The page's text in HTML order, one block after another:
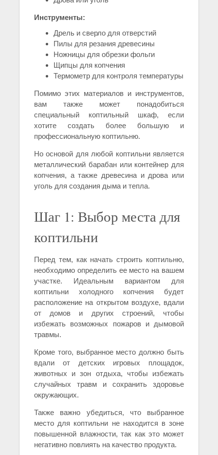
Инструменты:
Дрель и сверло для отверстий
Пилы для резания древесины
Ножницы для обрезки фольги
Щипцы для копчения
Термометр для контроля температуры
Помимо этих материалов и инструментов,
вам также может понадобиться
специальный коптильный шкаф, если
хотите создать более большую и
профессиональную коптильню.
Но основой для любой коптильни является
металлический барабан или контейнер для
копчения, а также древесина и дрова или
уголь для создания дыма и тепла.
Шаг 1: Выбор места для
коптильни
Перед тем, как начать строить коптильню,
необходимо определить ее место на вашем
участке. Идеальным вариантом для
коптильни холодного копчения будет
расположение на открытом воздухе, вдали
от домов и других строений, чтобы
избежать возможных пожаров и дымовой
травмы.
Кроме того, выбранное место должно быть
вдали от детских игровых площадок,
животных и зон отдыха, чтобы избежать
случайных травм и сохранить здоровье
окружающих.
Также важно убедиться, что выбранное
место для коптильни не находится в зоне
повышенной влажности, так как это может
негативно повлиять на качество продукта.